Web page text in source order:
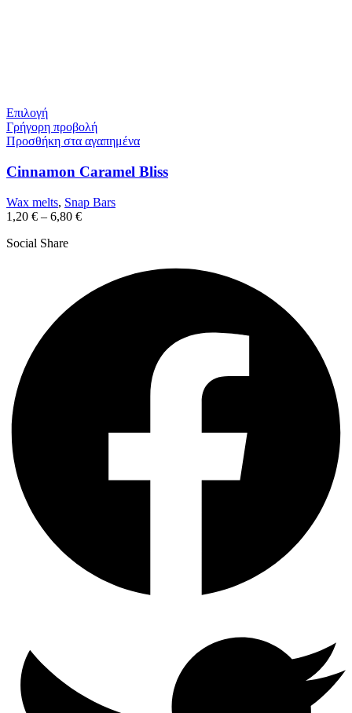
Επιλογή
Γρήγορη προβολή
Προσθήκη στα αγαπημένα
Cinnamon Caramel Bliss
Wax melts, Snap Bars
1,20 € – 6,80 €
Social Share